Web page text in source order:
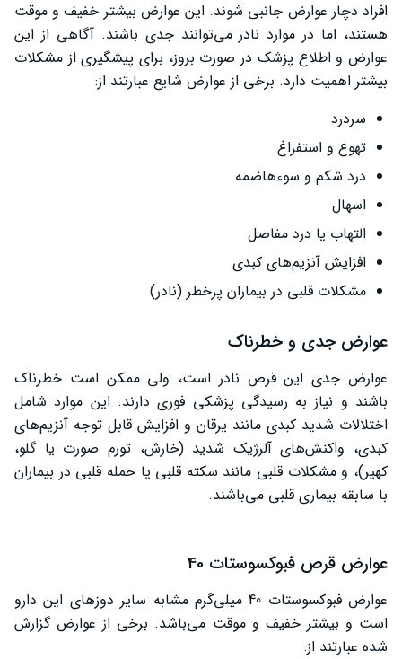
افراد دچار عوارض جانبی شوند. این عوارض بیشتر خفیف و موقت
هستند، اما در موارد نادر می‌توانند جدی باشند. آگاهی از این
عوارض و اطلاع پزشک در صورت بروز، برای پیشگیری از مشکلات
بیشتر اهمیت دارد. برخی از عوارض شایع عبارتند از:
سردرد
تهوع و استفراغ
درد شکم و سوءهاضمه
اسهال
التهاب یا درد مفاصل
افزایش آنزیم‌های کبدی
مشکلات قلبی در بیماران پرخطر (نادر)
عوارض جدی و خطرناک
عوارض جدی این قرص نادر است، ولی ممکن است خطرناک
باشند و نیاز به رسیدگی پزشکی فوری دارند. این موارد شامل
اختلالات شدید کبدی مانند یرقان و افزایش قابل توجه آنزیم‌های
کبدی، واکنش‌های آلرژیک شدید (خارش، تورم صورت یا گلو،
کهیر)، و مشکلات قلبی مانند سکته قلبی یا حمله قلبی در بیماران
با سابقه بیماری قلبی می‌باشند.
عوارض قرص فبوکسوستات 40
عوارض فبوکسوستات 40 میلی‌گرم مشابه سایر دوزهای این دارو
است و بیشتر خفیف و موقت می‌باشد. برخی از عوارض گزارش
شده عبارتند از: